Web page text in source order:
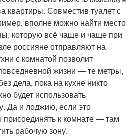
квартиры. Совместив туалет с
вполне можно найти место
которую всё чаще и чаще при
россияне отправляют на
с комнатой позволит
жизни — те метры,
дела, пока на кухне никто
будет использовать
Да и лоджию, если это
к комнате — там
рабочую зону.